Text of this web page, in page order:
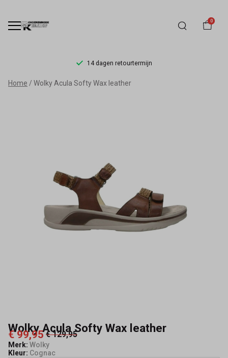
0
14 dagen retourtermijn
Wolky
leather
Schoenmode
Kerkhof
Home Wolky Acula Softy Wax leather
Wolky Acula Softy Wax leather
€ 99,95 € 129,95
Merk: Wolky
Kleur: Cognac